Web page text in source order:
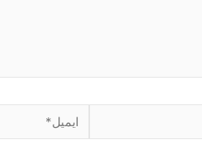
ایمیل*